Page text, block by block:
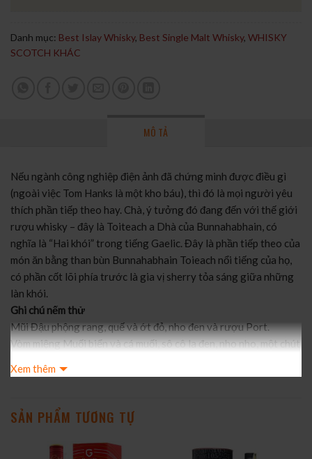
Danh mục: Best Islay Whisky, Best Single Malt Whisky, WHISKY
SCOTCH KHÁC
MÔ TẢ
Nếu ngành công nghiệp điện ảnh đã chứng minh được điều gì
(ngoài việc Tom Hanks là một kho báu), thì đó là mọi người yêu
thích phần tiếp theo hay. Chà, ý tưởng đó đang đến với thế giới
rượu whisky – đây là Toiteach a Dhà của Bunnahabhain, có
nghĩa là “Hai khói” trong tiếng Gaelic. Đây là phần tiếp theo của
món ăn bằng than bùn Bunnahabhain Toieach nổi tiếng của họ,
có phần cốt lõi phía trước là gia vị sherry tỏa sáng giữa những
làn khói.
Ghi chú nếm thử
Mũi Đậu phộng rang, quế và ớt đỏ, nho đen và rượu Port.
Vòm miệng Muối biển và cá muối, sô cô la đen, nho nho, một chút
Kết thúc lúa mạch, khói khô và hạt tiêu.
nghĩa là ‘hai khói’ trong tiếng Gaelic và theo sau Toieach đã
phát hành trước đó. Mũi mở ra với khói thơm và nước muối,
trong khi hương quả mọng đỏ, caramel, nhục đậu khấu và đinh
Xem thêm
SẢN PHẨM TƯƠNG TỰ